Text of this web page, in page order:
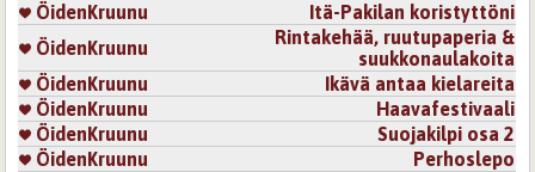
ÖidenKruunu
Itä-Pakilan koristyttöni
ÖidenKruunu
Rintakehää, ruutupaperia &
suukkonaulakoita
ÖidenKruunu
Ikävä antaa kielareita
ÖidenKruunu
Haavafestivaali
ÖidenKruunu
Suojakilpi osa 2
ÖidenKruunu
Perhoslepo